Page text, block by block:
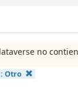
no
Otro